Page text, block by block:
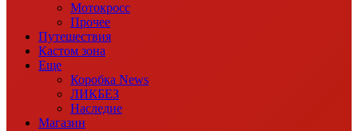
Мотокросс
Прочее
Путешествия
Кастом зона
Еще
Коробка News
ЛИКБЕЗ
Наследие
Магазин